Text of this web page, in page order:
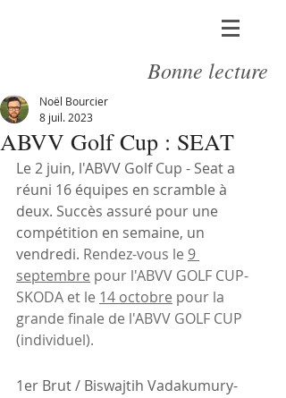
Bonne lecture
ABVV Golf Cup : SEAT
Noël Bourcier
8 juil. 2023
Le 2 juin, l'ABVV Golf Cup - Seat a
réuni 16 équipes en scramble à
deux. Succès assuré pour une
compétition en semaine, un
vendredi. Rendez-vous le 9
septembre pour l'ABVV GOLF CUP-
SKODA et le 14 octobre pour la
grande finale de l'ABVV GOLF CUP
(individuel).
1er Brut / Biswajtih Vadakumury-